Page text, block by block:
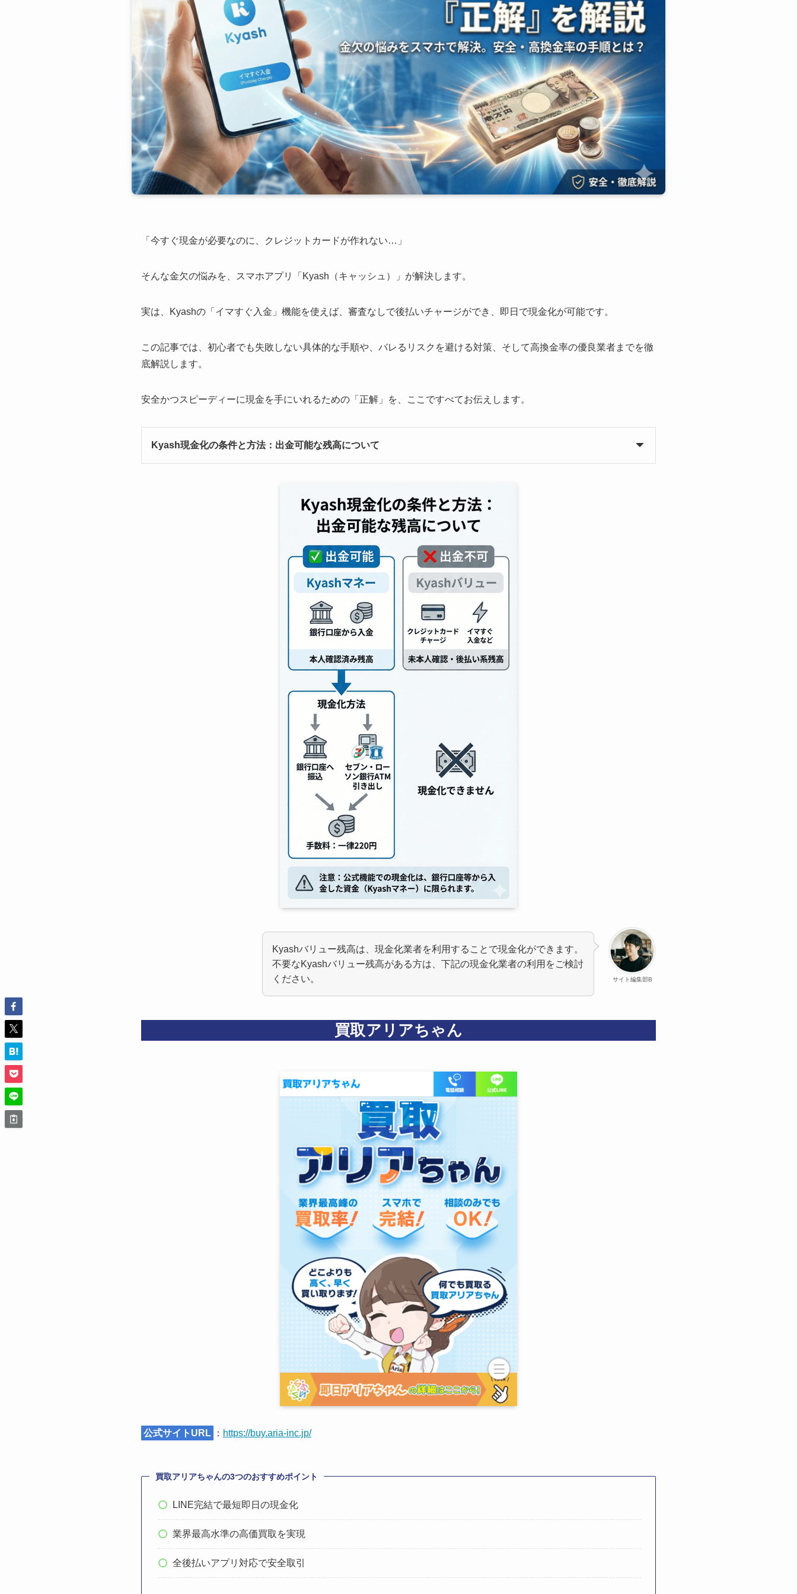
「今すぐ現金が必要なのに、クレジットカードが作れない…」
そんな金欠の悩みを、スマホアプリ「Kyash（キャッシュ）」が解決します。
実は、Kyashの「イマすぐ入金」機能を使えば、審査なしで後払いチャージができ、即日で現金化が可能です。
この記事では、初心者でも失敗しない具体的な手順や、バレるリスクを避ける対策、そして高換金率の優良業者までを徹
底解説します。
安全かつスピーディーに現金を手にいれるための「正解」を、ここですべてお伝えします。
Kyash現金化の条件と方法：出金可能な残高について
サイト編集部B
Kyashバリュー残高は、現金化業者を利用することで現金化ができます。
不要なKyashバリュー残高がある方は、下記の現金化業者の利用をご検討
ください。
買取アリアちゃん
公式サイトURL ： https://buy.aria-inc.jp/
買取アリアちゃんの3つのおすすめポイント
LINE完結で最短即日の現金化
業界最高水準の高価買取を実現
全後払いアプリ対応で安全取引